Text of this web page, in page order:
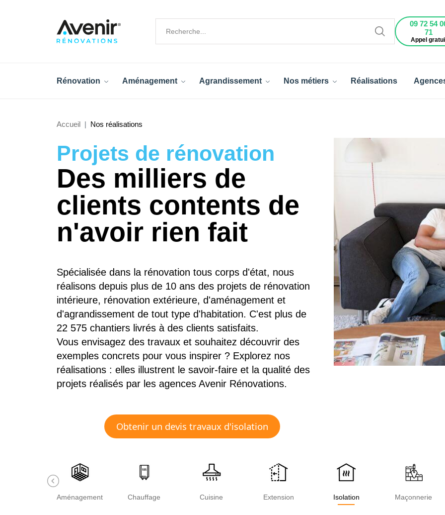
09 72 54
71
Appel
Rénovation Aménagement Agrandissement Nos métiers Réalisations
Accueil Nos réalisations
Projets de rénovation
Des milliers de
clients contents de
n'avoir rien fait
Spécialisée dans la rénovation tous corps d'état, nous
réalisons depuis plus de 10 ans des projets de rénovation
intérieure, rénovation extérieure, d'aménagement et
d'agrandissement de tout type d'habitation. C'est plus de
22 575 chantiers livrés à des clients satisfaits.
Vous envisagez des travaux et souhaitez découvrir des
exemples concrets pour vous inspirer ? Explorez nos
réalisations : elles illustrent le savoir-faire et la qualité des
projets réalisés par les agences Avenir Rénovations.
Obtenir un devis travaux d'isolation
Aménagement Chauffage Cuisine Extension Isolation Maçonnerie